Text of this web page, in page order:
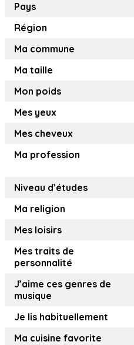
Pays
Région
Ma commune
Ma taille
Mon poids
Mes yeux
Mes cheveux
Ma profession
Niveau d’études
Ma religion
Mes loisirs
Mes traits de
personnalité
J’aime ces genres de
musique
Je lis habituellement
Ma cuisine favorite